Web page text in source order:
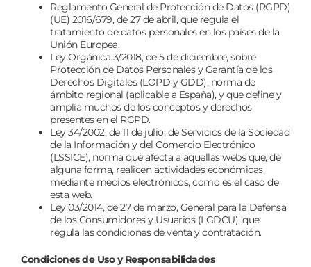
Reglamento General de Protección de Datos (RGPD)
(UE) 2016/679, de 27 de abril, que regula el
tratamiento de datos personales en los países de la
Unión Europea.
Ley Orgánica 3/2018, de 5 de diciembre, sobre
Protección de Datos Personales y Garantía de los
Derechos Digitales (LOPD y GDD), norma de
ámbito regional (aplicable a España), y que define y
amplía muchos de los conceptos y derechos
presentes en el RGPD.
Ley 34/2002, de 11 de julio, de Servicios de la Sociedad
de la Información y del Comercio Electrónico
(LSSICE), norma que afecta a aquellas webs que, de
alguna forma, realicen actividades económicas
mediante medios electrónicos, como es el caso de
esta web.
Ley 03/2014, de 27 de marzo, General para la Defensa
de los Consumidores y Usuarios (LGDCU), que
regula las condiciones de venta y contratación.
Condiciones de Uso y Responsabilidades